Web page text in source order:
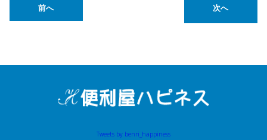
前へ 次へ
Tweets by benri_happiness